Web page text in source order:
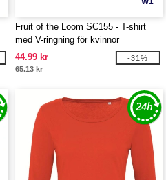
Fruit of the Loom SC155 - T-shirt
med V-ringning för kvinnor
44.99 kr
65.13 kr
-31%